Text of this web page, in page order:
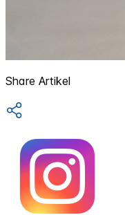
Share Artikel